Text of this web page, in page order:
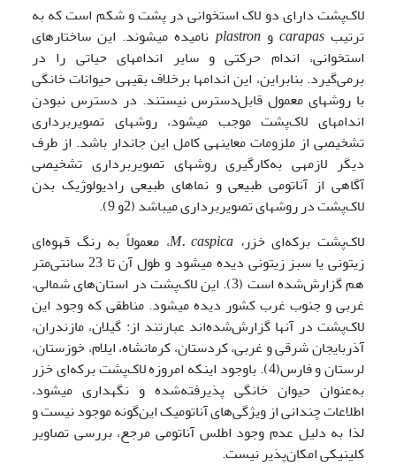
لاک‌پشت دارای دو لاک استخوانی در پشت و شکم است که به
ترتیبcarapas وplastronنامیده می­شوند. این ساختارهای
استخوانی، اندام حرکتی و سایر اندام­های حیاتی را در
برمی‌گیرد. بنابراین، این اندام­ها برخلاف بقیه­ی حیوانات خانگی
با روش­های معمول قابل‌دسترس نیستند. در دسترس نبودن
اندام­های لاک‌‌پشت موجب می­شود، روش­های تصویربرداری
تشخیصی از ملزومات معاینه­ی کامل این جاندار باشد. از طرف
دیگر لازمه­ی به‌کارگیری روش­های تصویربرداری تشخیصی
آگاهی از آناتومی طبیعی و نماهای طبیعی رادیولوژیک بدن
لاک‌پشت در روش­های تصویربرداری می­باشد (2و 9).
لاک‌پشت برکه‌ای خزر، M. caspica، معمولاً به رنگ قهوه‌ای
زیتونی یا سبز زیتونی دیده می­شود و طول آن تا 23 سانتی‌متر
هم گزارش‌شده است (3). این لاک‌پشت در استان‌های شمالی،
غربی و جنوب غرب کشور دیده می­شود. مناطقی که وجود این
لاک‌پشت در آن­ها گزارش‌شده‌اند عبارتند از: گیلان، مازندران،
آذربایجان شرقی و غربی، کردستان، کرمانشاه، ایلام، خوزستان،
لرستان و فارس­(4). باوجود اینکه امروزه لاک‌پشت برکه‌ای خزر
به‌عنوان حیوان خانگی پذیرفته‌شده و نگه­داری می­شود،
اطلاعات چندانی از ویژگی‌های آناتومیک این‌گونه موجود نیست و
لذا به دلیل عدم وجود اطلس آناتومی مرجع، بررسی تصاویر
کلینیکی امکان‌پذیر نیست.